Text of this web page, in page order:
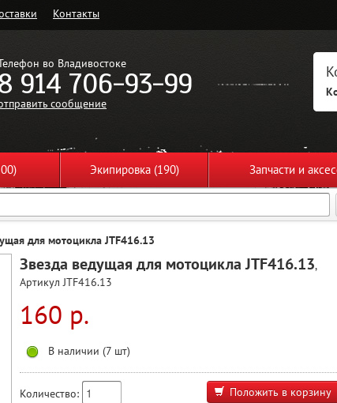
Контакты
во Владивостоке
914 706-93-99
сообщение
Экипировка (190) Запчасти и
для мотоцикла JTF416.13
Звезда ведущая для мотоцикла JTF416.13,
Артикул JTF416.13
160 р.
В наличии (7 шт)
Количество: Положить в корзину